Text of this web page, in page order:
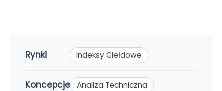
Rynki Indeksy Giełdowe
Koncepcje Analiza Techniczna